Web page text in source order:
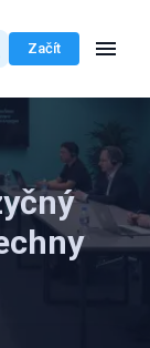
Začít